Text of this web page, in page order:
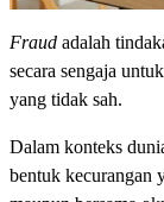
Fraud adalah
secara sengaja
yang tidak sah.
Dalam konteks
bentuk kecurangan